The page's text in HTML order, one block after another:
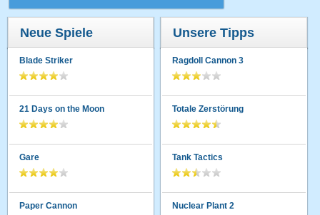
Neue Spiele
Blade Striker
21 Days on the Moon
Gare
Paper Cannon
Unsere Tipps
Ragdoll Cannon 3
Totale Zerstörung
Tank Tactics
Nuclear Plant 2